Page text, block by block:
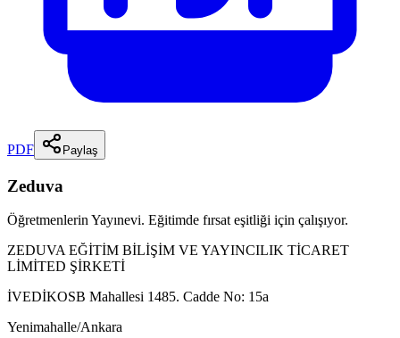
PDF Paylaş
Zeduva
Öğretmenlerin Yayınevi. Eğitimde fırsat eşitliği için çalışıyor.
ZEDUVA EĞİTİM BİLİŞİM VE YAYINCILIK TİCARET
LİMİTED ŞİRKETİ
İVEDİKOSB Mahallesi 1485. Cadde No: 15a
Yenimahalle/Ankara